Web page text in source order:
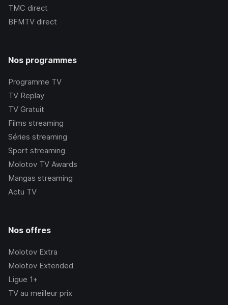
TMC direct
BFMTV direct
Nos programmes
Programme TV
TV Replay
TV Gratuit
Films streaming
Séries streaming
Sport streaming
Molotov TV Awards
Mangas streaming
Actu TV
Nos offres
Molotov Extra
Molotov Extended
Ligue 1+
TV au meilleur prix